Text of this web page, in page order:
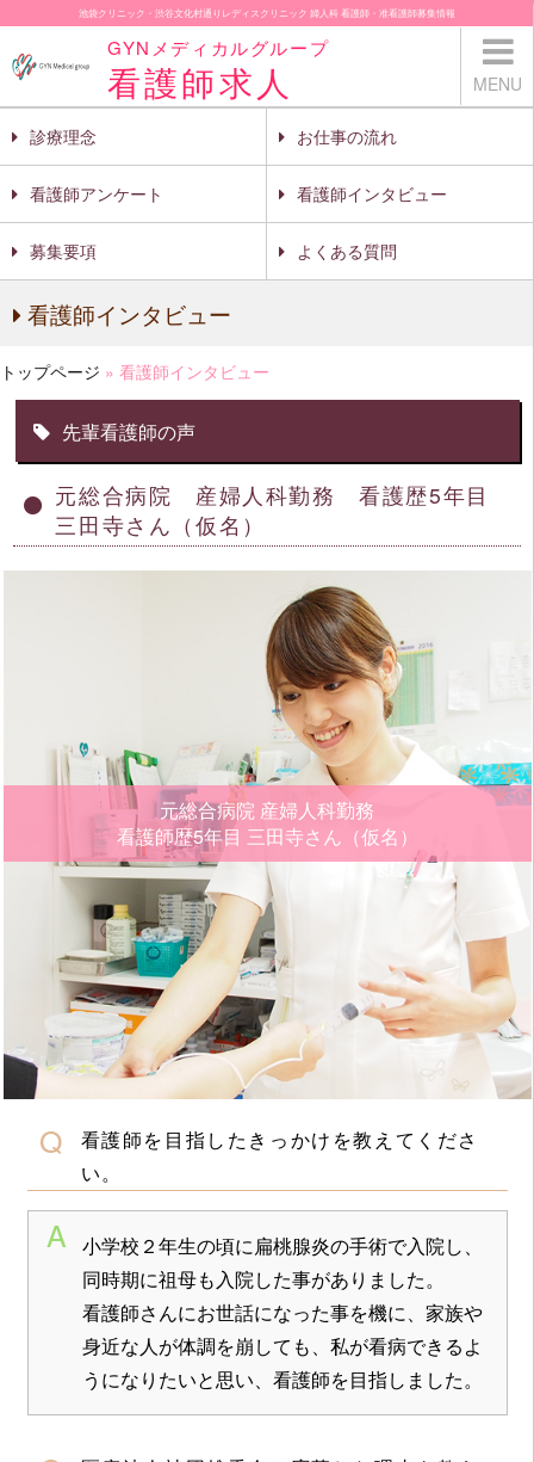
池袋クリニック・渋谷文化村通りレディスクリニック 婦人科 看護師・准看護師募集情報
GYNメディカルグループ
看護師求人 MENU
診療理念 お仕事の流れ
看護師アンケート 看護師インタビュー
募集要項 よくある質問
看護師インタビュー
トップページ » 看護師インタビュー
先輩看護師の声
元総合病院 産婦人科勤務 看護歴5年目
三田寺さん（仮名）
元総合病院 産婦人科勤務
看護師歴5年目 三田寺さん（仮名）
看護師を目指したきっかけを教えてくださ
い。
小学校２年生の頃に扁桃腺炎の手術で入院し、
同時期に祖母も入院した事がありました。
看護師さんにお世話になった事を機に、家族や
身近な人が体調を崩しても、私が看病できるよ
うになりたいと思い、看護師を目指しました。